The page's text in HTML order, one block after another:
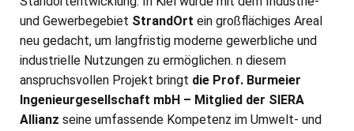
und Gewerbegebiet StrandOrt ein großflächiges Areal
neu gedacht, um langfristig moderne gewerbliche und
industrielle Nutzungen zu ermöglichen. n diesem
anspruchsvollen Projekt bringt die Prof. Burmeier
Ingenieurgesellschaft mbH – Mitglied der SIERA
Allianz seine umfassende Kompetenz im Umwelt- und